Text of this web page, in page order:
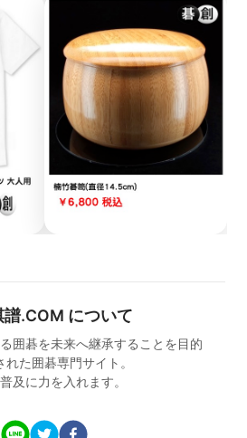
譜.COM について
囲碁を未来へ継承することを目的
れた囲碁専門サイト。
及に力を入れます。